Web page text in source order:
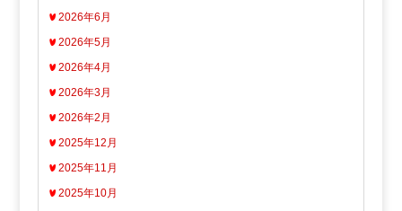
2026年6月
2026年5月
2026年4月
2026年3月
2026年2月
2025年12月
2025年11月
2025年10月